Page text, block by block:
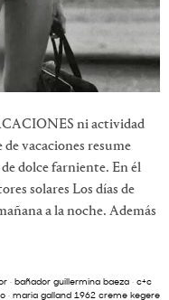
ni actividad
de vacaciones resume
dolce farniente. En él
solares Los días de
a la noche. Además
· bañador guillermina baeza · c+c
· maria galland 1962 creme kegere